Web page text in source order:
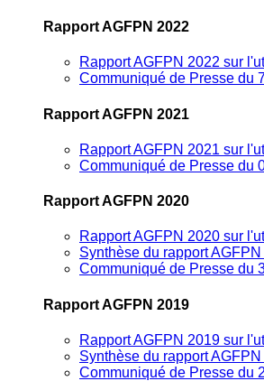
Rapport AGFPN 2022
Rapport AGFPN 2022 sur
Communiqué de Presse du
Rapport AGFPN 2021
Rapport AGFPN 2021 sur
Communiqué de Presse du
Rapport AGFPN 2020
Rapport AGFPN 2020 sur
Synthèse du rapport
Communiqué de Presse du
Rapport AGFPN 2019
Rapport AGFPN 2019 sur
Synthèse du rapport
Communiqué de Presse du